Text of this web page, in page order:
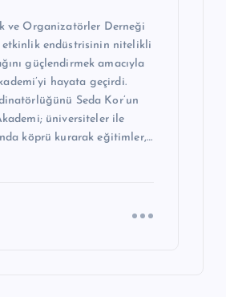
ve Organizatörler Derneği
etkinlik endüstrisinin nitelikli
güçlendirmek amacıyla
hayata geçirdi.
Seda Kor’un
üniversiteler ile
köprü kurarak eğitimler,…